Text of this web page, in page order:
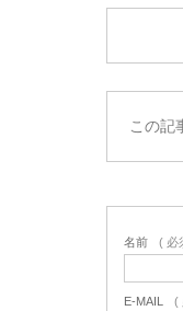
この記
名前 ( 必
E-MAIL (